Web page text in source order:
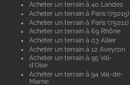
Acheter un terrain à 40 Landes
Acheter un terrain à Paris (75015)
Acheter un terrain à Paris (75011)
Acheter un terrain à 69 Rhône
Acheter un terrain à 03 Allier
Acheter un terrain à 12 Aveyron
Acheter un terrain à 95 Val-
d'Oise
Acheter un terrain à 94 Val-de-
Marne